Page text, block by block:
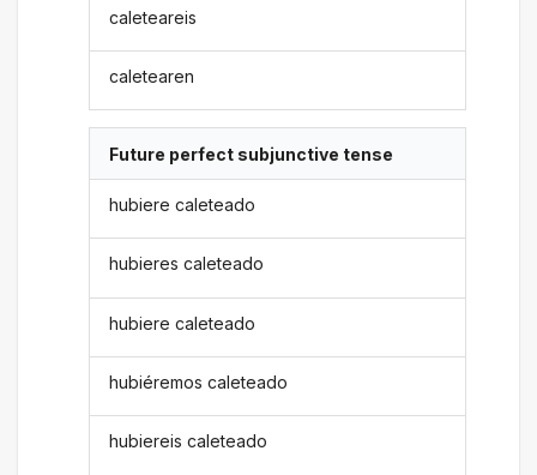
caleteareis
caletearen
Future perfect subjunctive tense
hubiere caleteado
hubieres caleteado
hubiere caleteado
hubiéremos caleteado
hubiereis caleteado